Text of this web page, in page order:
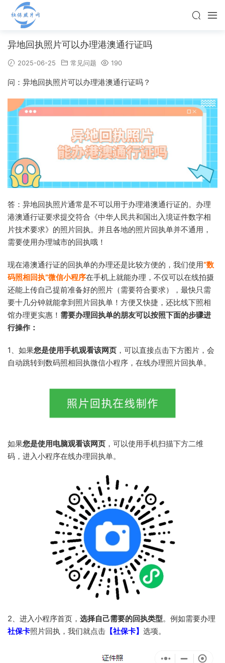
异地回执照片可以办理港澳通行证吗
2025-06-25 常见问题 190
问：异地回执照片可以办理港澳通行证吗？
答：异地回执照片通常是不可以用于办理港澳通行证的。办理
港澳通行证要求提交符合《中华人民共和国出入境证件数字相
片技术要求》的照片回执。并且各地的照片回执单并不通用，
需要使用办理城市的回执哦！
现在港澳通行证的回执单的办理还是比较方便的，我们使用“数
码照相回执”微信小程序在手机上就能办理，不仅可以在线拍摄
还能上传自己提前准备好的照片（需要符合要求），最快只需
要十几分钟就能拿到照片回执单！方便又快捷，还比线下照相
馆办理更实惠！ 需要办理回执单的朋友可以按照下面的步骤进
行操作：
1、如果您是使用手机观看该网页 ，可以直接点击下方图片，会
自动跳转到数码照相回执微信小程序，在线办理照片回执单。
如果您是使用电脑观看该网页 ，可以使用手机扫描下方二维
码，进入小程序在线办理回执单。
2、进入小程序首页， 选择自己需要的回执类型。例如需要办理
社保卡照片回执，我们就点击 【社保卡】 选项。